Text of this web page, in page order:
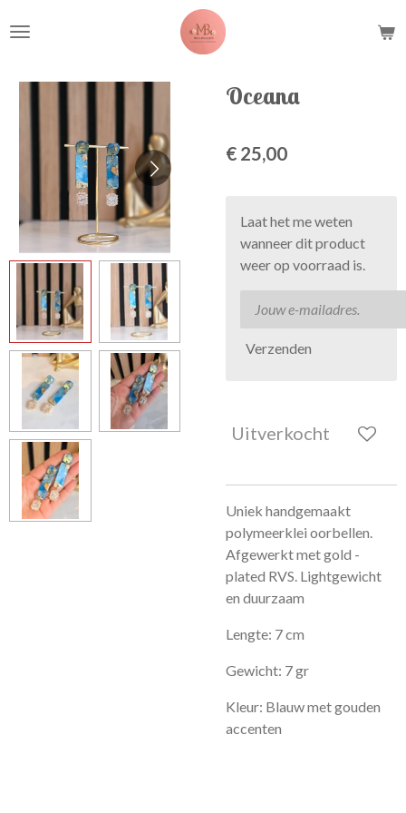
direct
de
Oceana
€ 25,00
Laat het me weten
wanneer dit product
weer op voorraad is.
Verzenden
Uitverkocht
Uniek handgemaakt
polymeerklei oorbellen.
Afgewerkt met gold -
plated RVS. Lightgewicht
en duurzaam
Lengte: 7 cm
Gewicht: 7 gr
Kleur: Blauw met gouden
accenten